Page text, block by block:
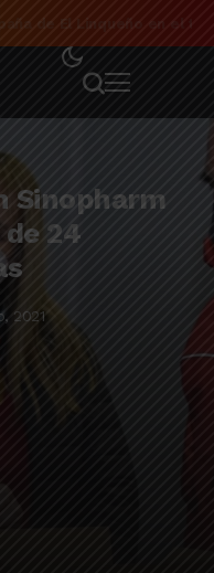
de El Linqueño en el
Sinopharm
24
2021